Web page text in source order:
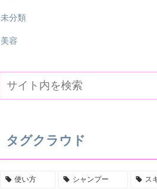
未分類
美容
タグクラウド
使い方 シャンプー ス